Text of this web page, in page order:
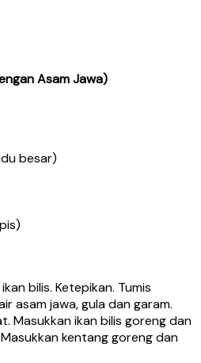
Asam Jawa)
besar)
bilis. Ketepikan. Tumis
asam jawa, gula dan garam.
Masukkan ikan bilis goreng dan
kentang goreng dan